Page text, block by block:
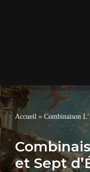
Accueil » Combinaison
et Sept